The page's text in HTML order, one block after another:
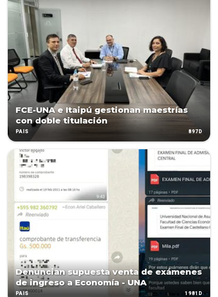
FCE-UNA e Itaipú gestionan maestrías
con doble titulación
PAÍS 897D
Denuncian supuesta venta de exámenes
de ingreso a Economía - UNA
PAÍS 1981D